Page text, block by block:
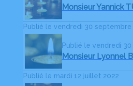
Monsieur Yannick
Publié le vendredi 30 septembre
Publié le vendredi
Monsieur Lyonnel
Publié le mardi 12 juillet 2022